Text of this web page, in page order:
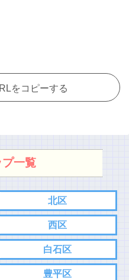
をコピーする
プ一覧
北区
西区
白石区
豊平区